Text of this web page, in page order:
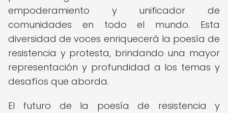
empoderamiento y unificador de
comunidades en todo el mundo. Esta
diversidad de voces enriquecerá la poesía de
resistencia y protesta, brindando una mayor
representación y profundidad a los temas y
desafíos que aborda.
El futuro de la poesía de resistencia y